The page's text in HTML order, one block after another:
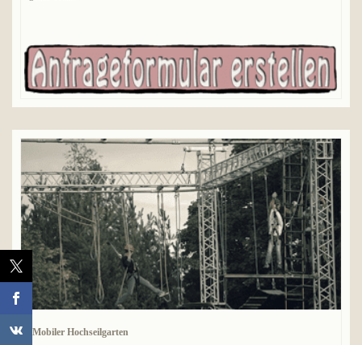
Mobiler Hochseilgarten